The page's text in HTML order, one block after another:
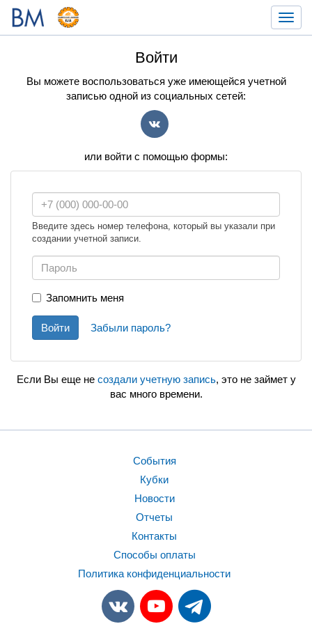
Войти
Вы можете воспользоваться уже имеющейся учетной
записью одной из социальных сетей:
или войти с помощью формы:
Введите здесь номер телефона, который вы указали при
создании учетной записи.
Запомнить меня
Войти Забыли пароль?
Если Вы еще не создали учетную запись, это не займет у
вас много времени.
События
Кубки
Новости
Отчеты
Контакты
Способы оплаты
Политика конфиденциальности